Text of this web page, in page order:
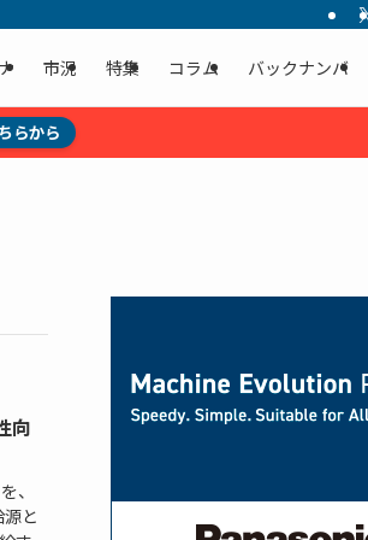
市況 特集 コラム バックナンバ
らから
向
、
と